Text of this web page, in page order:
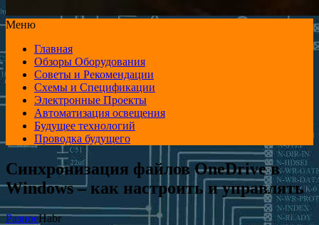
Меню
Главная
Обзоры Оборудования
Советы и Рекомендации
Схемы и Спецификации
Электронные Проекты
Автоматизация освещения
Будущее технологий
Проводка будущего
Синхронизация файлов OneDrive в
Windows – как настроить и управлять
РазноеHabr